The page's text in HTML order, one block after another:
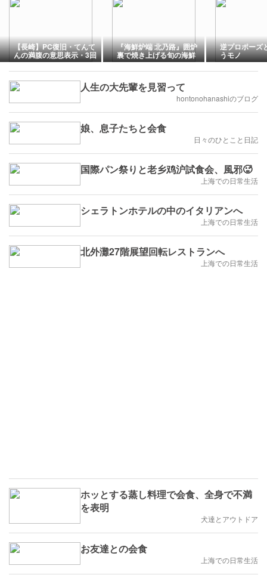
【長崎】PC復旧・てんて
んの満腹の意思表示・3回
忌の法要と会食
『海鮮炉端 北乃路』囲炉
裏で焼き上げる旬の海鮮
を堪能！センチュリーマ
リーナ函館
逆プロポーズ
うモノ
人生の大先輩を見習って
hontonohanashiのブログ
娘、息子たちと会食
日々のひとこと日記
国際パン祭りと老乡鸡沪試食会、風邪🥵
上海での日常生活
シェラトンホテルの中のイタリアンへ
上海での日常生活
北外灘27階展望回転レストランへ
上海での日常生活
ホッとする蒸し料理で会食、全身で不満
を表明
犬達とアウトドア
お友達との会食
上海での日常生活